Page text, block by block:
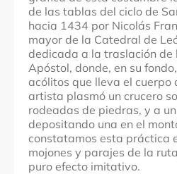
de las tablas del ciclo de
hacia 1434 por Nicolás
mayor de la Catedral de
dedicada a la traslación de
Apóstol, donde, en su
acólitos que lleva el cuerpo
artista plasmó un crucero
rodeadas de piedras, y a
depositando una en el
constatamos esta práctica
mojones y parajes de la
puro efecto imitativo.